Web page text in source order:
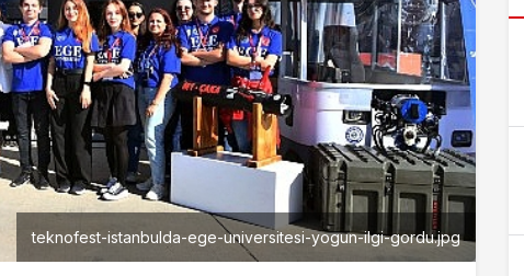
teknofest-istanbulda-ege-universitesi-yogun-ilgi-gordu.jpg